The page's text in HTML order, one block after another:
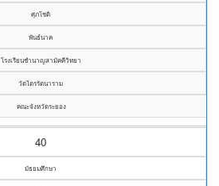
ศุภโชติ
พันธ์นาค
โรงเรียนชำนาญสามัคคีวิทยา
วัดไตรรัตนาราม
คณะจังหวัดระยอง
40
มัธยมศึกษา